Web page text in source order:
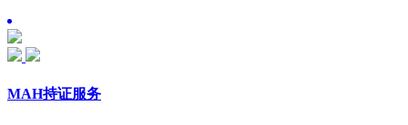
MAH持证服务